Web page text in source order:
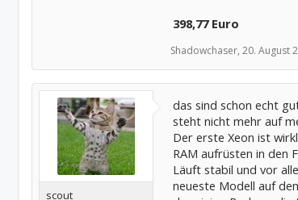
398,77 Euro
Shadowchaser, 20. August
scout
das sind schon echt
steht nicht mehr auf
Der erste Xeon ist
RAM aufrüsten in den
Läuft stabil und vor
neueste Modell auf